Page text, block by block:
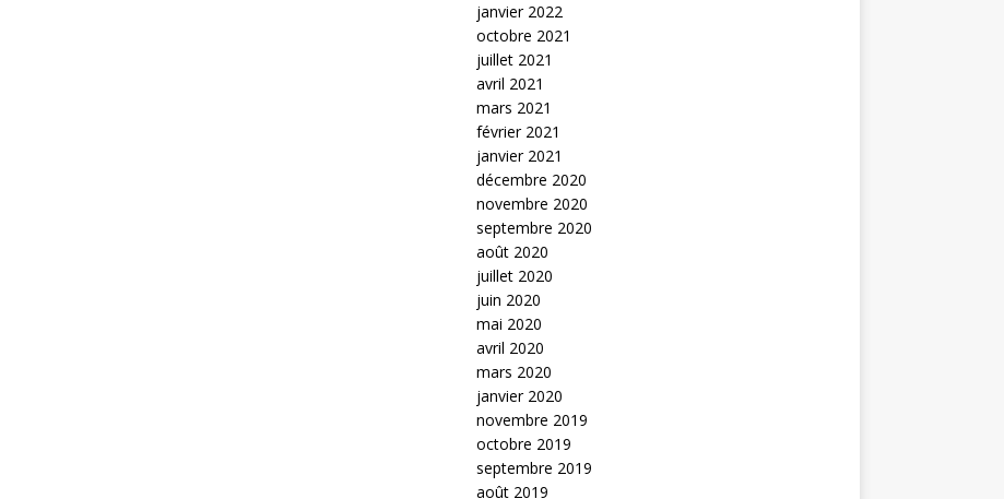
janvier 2022
octobre 2021
juillet 2021
avril 2021
mars 2021
février 2021
janvier 2021
décembre 2020
novembre 2020
septembre 2020
août 2020
juillet 2020
juin 2020
mai 2020
avril 2020
mars 2020
janvier 2020
novembre 2019
octobre 2019
septembre 2019
août 2019